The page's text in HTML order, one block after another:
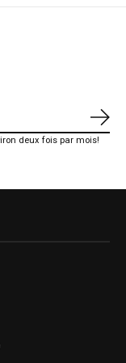
deux fois par mois!